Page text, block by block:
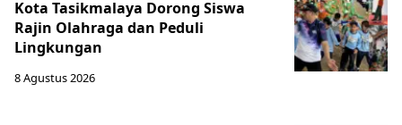
Kota Tasikmalaya Dorong Siswa
Rajin Olahraga dan Peduli
Lingkungan
8 Agustus 2026